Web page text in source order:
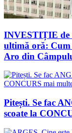
INVESTIȚIE de
ultimă oră:
Aro din
Pitești. Se fac
scoate la